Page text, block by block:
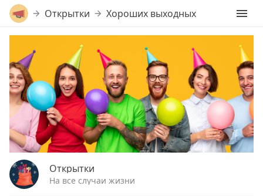
Открытки Хороших выходных
Открытки
На все случаи жизни